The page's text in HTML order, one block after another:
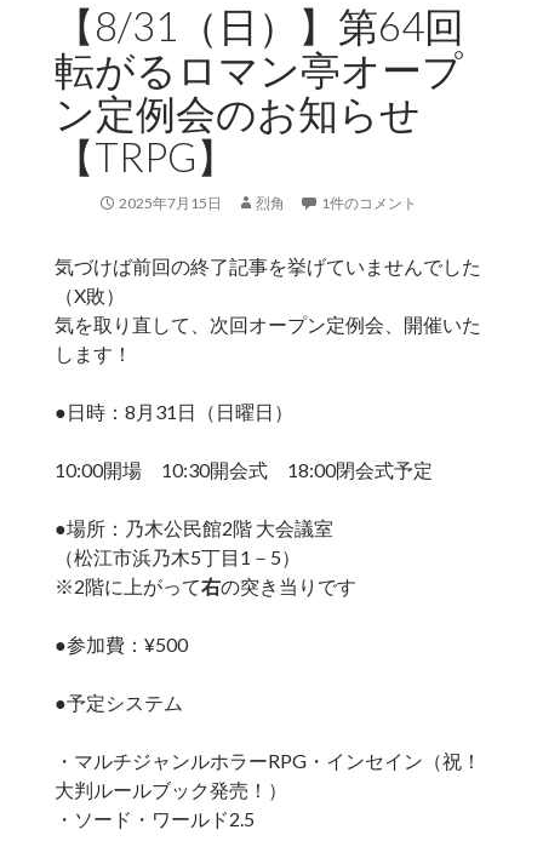
【8/31（日）】第64回
転がるロマン亭オープ
ン定例会のお知らせ
【TRPG】
2025年7月15日 烈角 1件のコメント
気づけば前回の終了記事を挙げていませんでした
（X敗）
気を取り直して、次回オープン定例会、開催いた
します！
●日時：8月31日（日曜日）
10:00開場 10:30開会式 18:00閉会式予定
●場所：乃木公民館2階 大会議室
（松江市浜乃木5丁目1－5）
※2階に上がって右の突き当りです
●参加費：¥500
●予定システム
・マルチジャンルホラーRPG・インセイン（祝！
大判ルールブック発売！）
・ソード・ワールド2.5